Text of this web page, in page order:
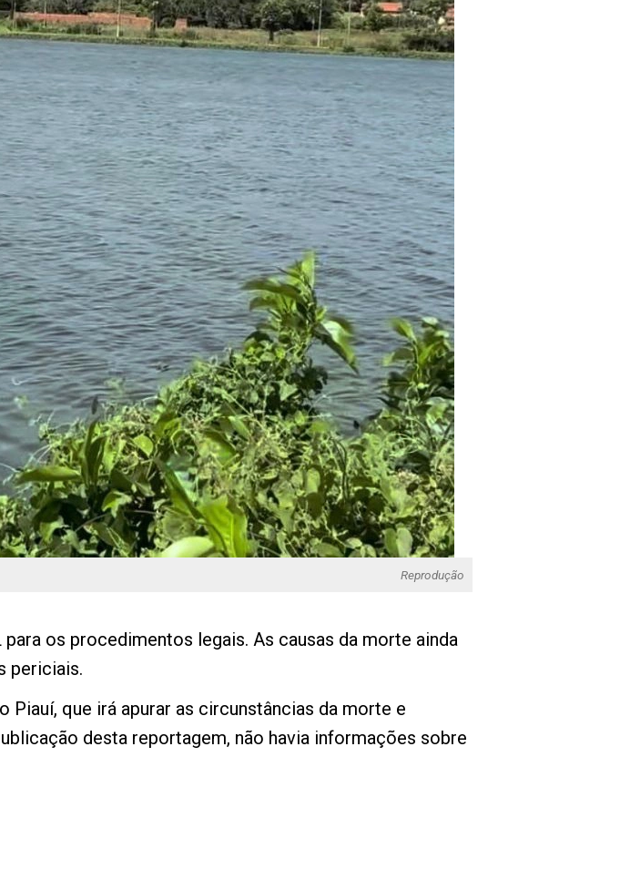
Reprodução
os procedimentos legais. As causas da morte ainda
periciais.
que irá apurar as circunstâncias da morte e
desta reportagem, não havia informações sobre